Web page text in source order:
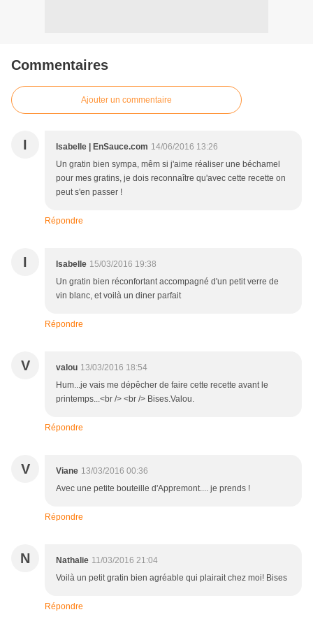
Commentaires
Ajouter un commentaire
I Isabelle | EnSauce.com 14/06/2016 13:26
Un gratin bien sympa, mêm si j'aime réaliser une béchamel
pour mes gratins, je dois reconnaître qu'avec cette recette on
peut s'en passer !
Répondre
I Isabelle 15/03/2016 19:38
Un gratin bien réconfortant accompagné d'un petit verre de
vin blanc, et voilà un diner parfait
Répondre
V valou 13/03/2016 18:54
Hum...je vais me dépêcher de faire cette recette avant le
printemps...<br /> <br /> Bises.Valou.
Répondre
V Viane 13/03/2016 00:36
Avec une petite bouteille d'Appremont.... je prends !
Répondre
N Nathalie 11/03/2016 21:04
Voilà un petit gratin bien agréable qui plairait chez moi! Bises
Répondre